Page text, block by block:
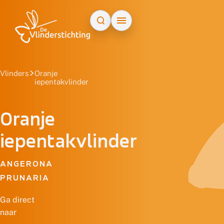
Vlinders
Oranje
iepentakvlinder
Oranje
iepentakvlinder
ANGERONA
PRUNARIA
Ga direct
naar